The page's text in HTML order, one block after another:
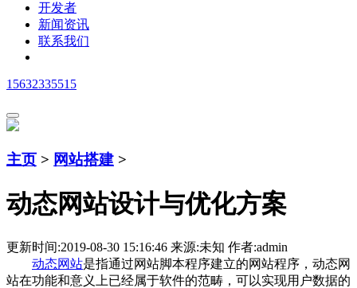
开发者
新闻资讯
联系我们
15632335515
主页 > 网站搭建 >
动态网站设计与优化方案
更新时间:2019-08-30 15:16:46 来源:未知 作者:admin
动态网站是指通过网站脚本程序建立的网站程序，动态网
站在功能和意义上已经属于软件的范畴，可以实现用户数据的